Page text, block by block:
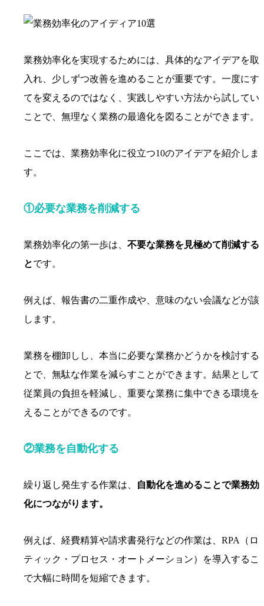
業務効率化を実現するためには、具体的なアイデアを取
入れ、少しずつ改善を進めることが重要です。一度にす
てを変えるのではなく、実践しやすい方法から試してい
ことで、無理なく業務の最適化を図ることができます。
ここでは、業務効率化に役立つ10のアイデアを紹介しま
す。
①必要な業務を削減する
業務効率化の第一歩は、 不要な業務を見極めて削減する
とです。
例えば、報告書の二重作成や、意味のない会議などが該
します。
業務を棚卸しし、本当に必要な業務かどうかを検討する
とで、無駄な作業を減らすことができます。結果として
従業員の負担を軽減し、重要な業務に集中できる環境を
えることができるのです。
②業務を自動化する
繰り返し発生する作業は、
自動化を進めることで業務効
化につながります。
例えば、経費精算や請求書発行などの作業は、RPA（ロ
ティック・プロセス・オートメーション）を導入するこ
で大幅に時間を短縮できます。